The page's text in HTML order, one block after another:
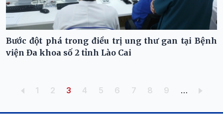
Bước đột phá trong điều trị ung thư gan tại Bệnh
viện Đa khoa số 2 tỉnh Lào Cai
Pagination
Trang
1 Trang
2 Trang hiện thời
3 Trang
4 Trang
5 Trang
6 Trang
7 Trang
8 Trang
9 …